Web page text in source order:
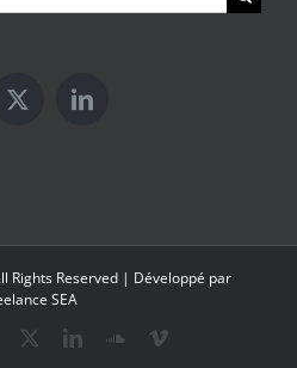
Rights Reserved | Développé par
SEA
Facebook LinkedInSoundCloud
Vimeo